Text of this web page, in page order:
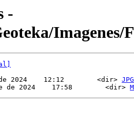
-
Imagenes/
2024    12:12        <dir> JPG
de 2024    17:58        <dir>